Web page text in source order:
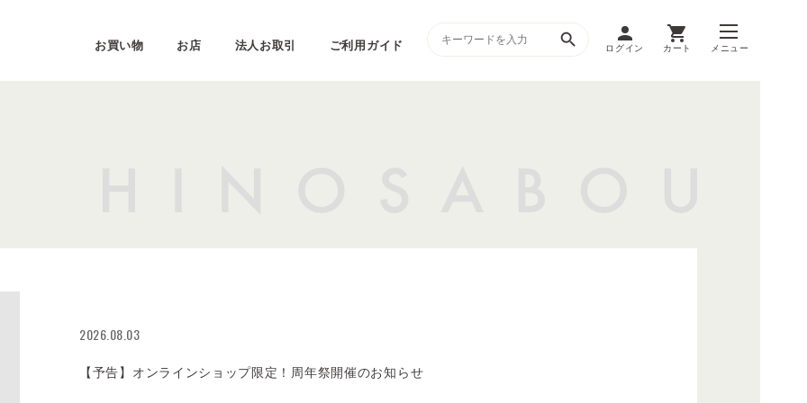
お買い物 お店 法人お取引 ご利用ガイド ログイン カート メニュー
2026.08.03
【予告】オンラインショップ限定！周年祭開催のお知らせ